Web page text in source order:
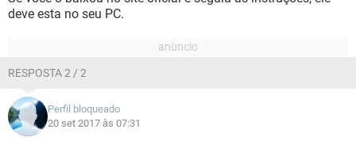
deve esta no seu PC.
RESPOSTA 2 / 2
Perfil bloqueado
20 set 2017 às 07:31